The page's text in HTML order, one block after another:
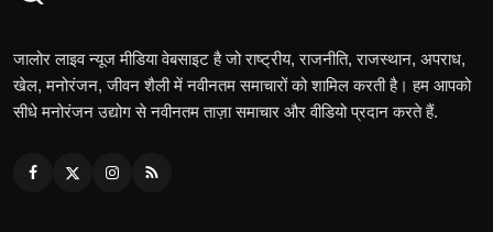
जालोर लाइव न्यूज मीडिया वेबसाइट है जो राष्ट्रीय, राजनीति, राजस्थान, अपराध,
खेल, मनोरंजन, जीवन शैली में नवीनतम समाचारों को शामिल करती है। हम आपको
सीधे मनोरंजन उद्योग से नवीनतम ताज़ा समाचार और वीडियो प्रदान करते हैं.